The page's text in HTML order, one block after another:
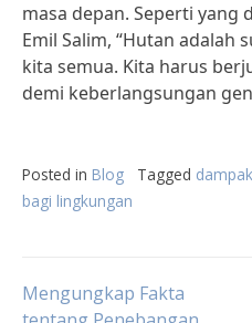
masa depan. Seperti yang
Emil Salim, “Hutan adalah
kita semua. Kita harus
demi keberlangsungan
Posted in Blog Tagged
bagi lingkungan
Post
Mengungkap Fakta